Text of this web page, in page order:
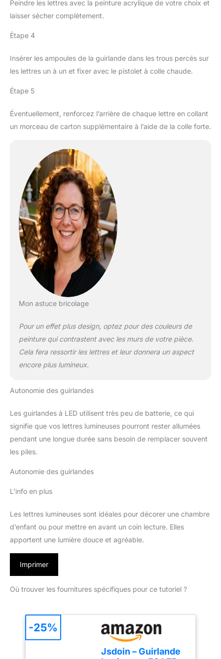
Peindre les lettres avec la peinture acrylique de votre choix et
laisser sécher complètement.
Étape 4
Insérer les ampoules de la guirlande dans les trous percés sur
les lettres un à un et fixer avec le pistolet à colle chaude.
Étape 5
Éventuellement, renforcez l’arrière de chaque lettre en collant
un morceau de carton supplémentaire à l’aide de la colle forte.
Mon astuce bricolage
Pour un effet plus design, optez pour des couleurs de
peinture qui contrastent avec les murs de votre pièce.
Cela fera ressortir les lettres et leur donnera un aspect
encore plus lumineux.
Autonomie des guirlandes
Les guirlandes à LED utilisent très peu de batterie, ce qui
signifie que vos lettres lumineuses pourront rester allumées
pendant une longue durée sans besoin de remplacer souvent
les piles.
Autonomie des guirlandes
L’info en plus
Les lettres lumineuses sont idéales pour décorer une chambre
d’enfant ou pour mettre en avant un coin lecture. Elles
apportent une lumière douce et agréable.
Imprimer
Où trouver les fournitures spécifiques pour ce tutoriel ?
Jsdoin – Guirlande
-25%